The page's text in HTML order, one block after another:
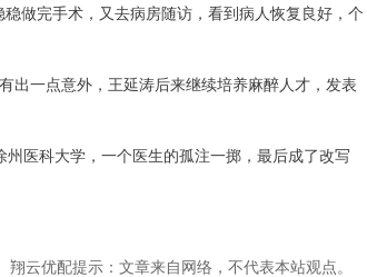
做完手术，又去病房随访，看到病人恢复良好，个
出一点意外，王延涛后来继续培养麻醉人才，发表
医科大学，一个医生的孤注一掷，最后成了改写
翔云优配提示：文章来自网络，不代表本站观点。